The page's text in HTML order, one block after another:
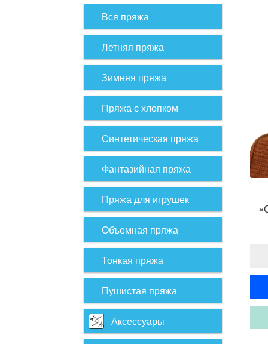
Вся пряжа
Летняя пряжа
Зимняя пряжа
Пряжа с хлопком
Синтетическая пряжа
Фантазийная пряжа
Пряжа для игрушек
Объемная пряжа
Тонкая пряжа
Пушистая пряжа
Аксессуары